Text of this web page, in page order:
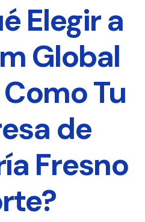
Elegir a
Global
Tu
de
Fresno